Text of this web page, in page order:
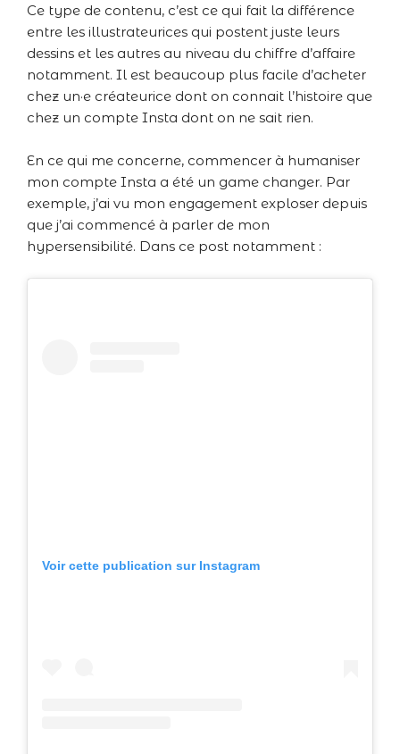
Ce type de contenu, c’est ce qui fait la différence
entre les illustrateurices qui postent juste leurs
dessins et les autres au niveau du chiffre d’affaire
notamment. Il est beaucoup plus facile d’acheter
chez un·e créateurice dont on connait l’histoire que
chez un compte Insta dont on ne sait rien.
En ce qui me concerne, commencer à humaniser
mon compte Insta a été un game changer. Par
exemple, j’ai vu mon engagement exploser depuis
que j’ai commencé à parler de mon
hypersensibilité. Dans ce post notamment :
Voir cette publication sur Instagram